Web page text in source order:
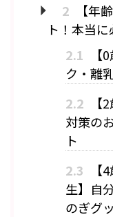
2
【年
ト！本当
2.1
【
ク・離
2.2
【
対策の
ト
2.3
【
生】自
のぎグ